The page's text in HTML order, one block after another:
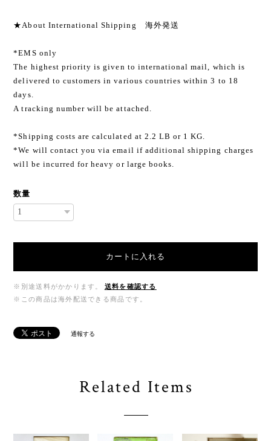
★About International Shipping 海外発送
*EMS only
The highest priority is given to international mail, which is
delivered to customers in various countries within 3 to 18
days.
A tracking number will be attached.
*Shipping costs are calculated at 2.2 LB or 1 KG.
*We will contact you via email if additional shipping charges
will be incurred for heavy or large books.
数量
カートに入れる
※別途送料がかかります。
送料を確認する
※この商品は海外配送できる商品です。
通報する
Related Items